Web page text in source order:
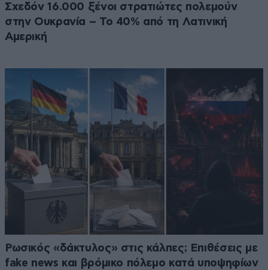
Σχεδόν 16.000 ξένοι στρατιώτες πολεμούν
στην Ουκρανία – Το 40% από τη Λατινική
Αμερική
Ρωσικός «δάκτυλος» στις κάλπες; Επιθέσεις με
fake news και βρόμικο πόλεμο κατά υποψηφίων